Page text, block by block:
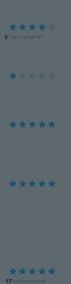
· 3 caricamenti
· 17 caricamenti